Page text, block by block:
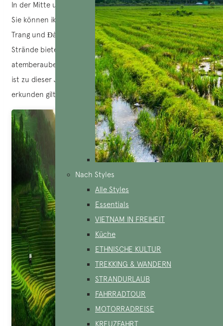
Nach Styles
Alle Styles
Essentials
VIETNAM IN FREIHEIT
Küche
ETHNISCHE KULTUR
TREKKING & WANDERN
STRANDURLAUB
FAHRRADTOUR
MOTORRADREISE
KREUZFAHRT
In der Mitte und im Süden ist das Wetter heiß und trocken.
Sie können ikonische Orte wieHuế,Đà Nẵng, Hội An, Nha
Trang und Đà Lạt besuchen. Für Liebhaber paradiesischer
Strände bieten Mũi Né, Phú Quốc und Côn Đảo
atemberaubende Landschaften. Auch das Mekong-Delta
ist zu dieser Jahreszeit ein faszinierendes Ziel, das es zu
erkunden gilt.